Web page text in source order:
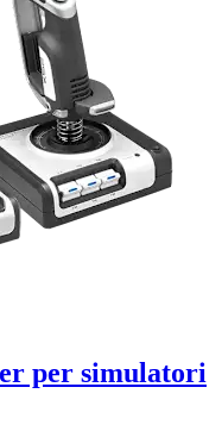
per simulatori